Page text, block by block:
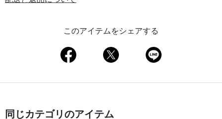
このアイテムをシェアする
同じカテゴリのアイテム